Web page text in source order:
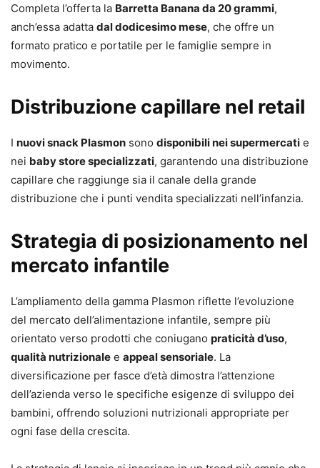
Completa l’offerta la Barretta Banana da 20 grammi,
anch’essa adatta dal dodicesimo mese, che offre un
formato pratico e portatile per le famiglie sempre in
movimento.
Distribuzione capillare nel retail
I nuovi snack Plasmon sono disponibili nei supermercati e
nei baby store specializzati, garantendo una distribuzione
capillare che raggiunge sia il canale della grande
distribuzione che i punti vendita specializzati nell’infanzia.
Strategia di posizionamento nel
mercato infantile
L’ampliamento della gamma Plasmon riflette l’evoluzione
del mercato dell’alimentazione infantile, sempre più
orientato verso prodotti che coniugano praticità d’uso,
qualità nutrizionale e appeal sensoriale. La
diversificazione per fasce d’età dimostra l’attenzione
dell’azienda verso le specifiche esigenze di sviluppo dei
bambini, offrendo soluzioni nutrizionali appropriate per
ogni fase della crescita.